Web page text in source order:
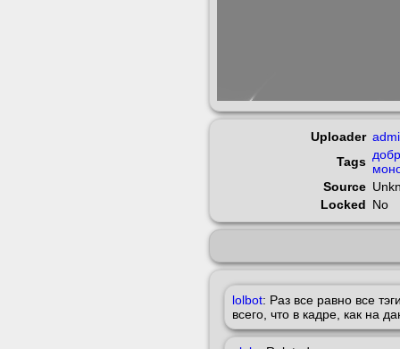
Uploader
Tags
Source
Locked No
lolbot: Раз все равно все
всего, что в кадре, как на